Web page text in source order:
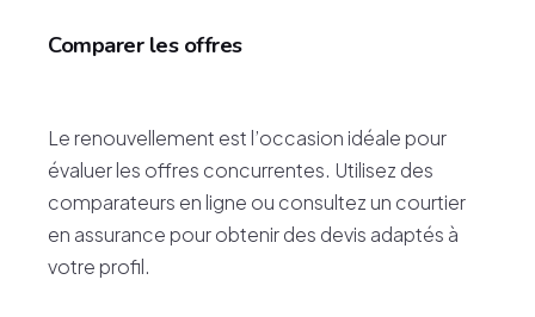
Comparer les offres
Le renouvellement est l’occasion idéale pour
évaluer les offres concurrentes. Utilisez des
comparateurs en ligne ou consultez un courtier
en assurance pour obtenir des devis adaptés à
votre profil.